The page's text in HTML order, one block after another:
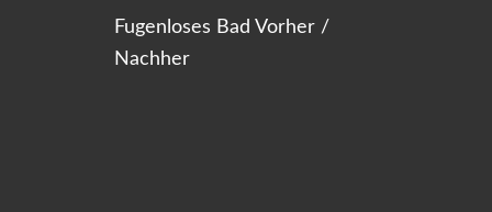
Fugenloses Bad Vorher /
Nachher